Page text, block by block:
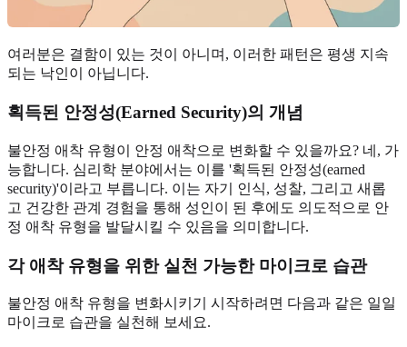
여러분은 결함이 있는 것이 아니며, 이러한 패턴은 평생 지속
되는 낙인이 아닙니다.
획득된 안정성(Earned Security)의 개념
불안정 애착 유형이 안정 애착으로 변화할 수 있을까요? 네, 가
능합니다. 심리학 분야에서는 이를 '획득된 안정성(earned
security)'이라고 부릅니다. 이는 자기 인식, 성찰, 그리고 새롭
고 건강한 관계 경험을 통해 성인이 된 후에도 의도적으로 안
정 애착 유형을 발달시킬 수 있음을 의미합니다.
각 애착 유형을 위한 실천 가능한 마이크로 습관
불안정 애착 유형을 변화시키기 시작하려면 다음과 같은 일일
마이크로 습관을 실천해 보세요.